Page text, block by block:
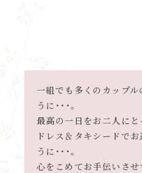
一組でも多くのカップ
うに･･･。
最高の一日をお二人にと
ドレス＆タキシードで
うに･･･。
心をこめてお手伝いさせ